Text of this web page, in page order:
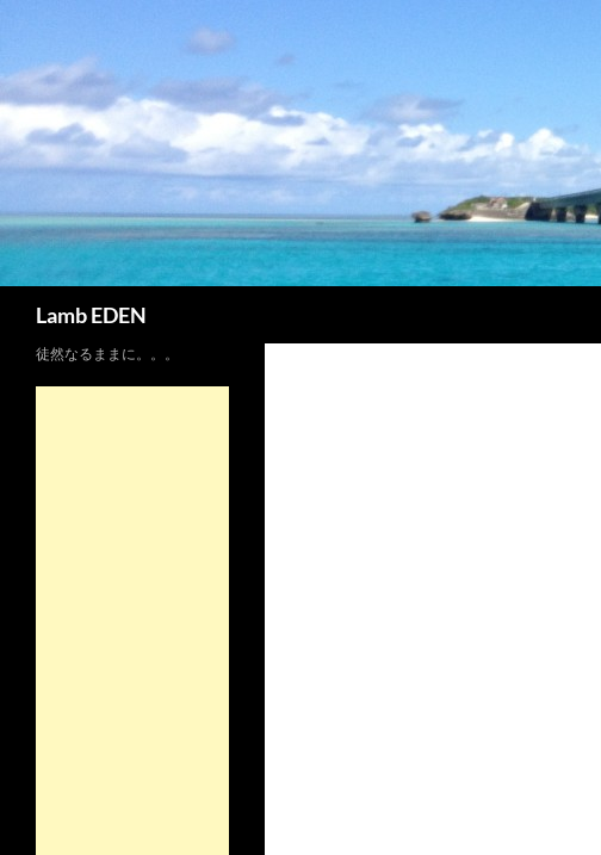
テ
ン
ツ
へ
キ
ッ
Lamb EDEN
徒然なるままに。。。